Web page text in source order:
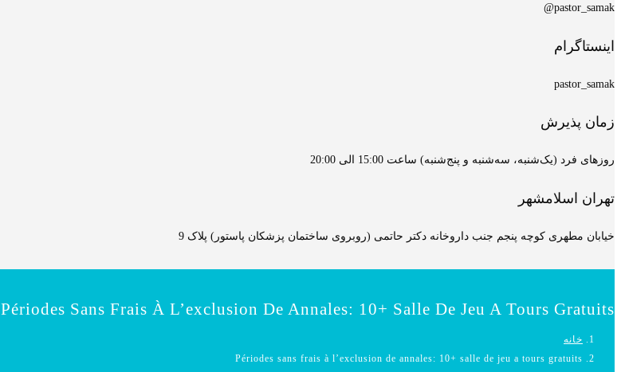
pastor_samak@
اینستاگرام
pastor_samak
زمان پذیرش
روزهای فرد (یک‌شنبه، سه‌شنبه و پنج‌شنبه) ساعت 15:00 الی 20:00
تهران اسلامشهر
خیابان مطهری کوچه پنجم جنب داروخانه دکتر حاتمی (روبروی ساختمان پزشکان پاستور) پلاک 9
Périodes Sans Frais À L’exclusion De Annales: 10+ Salle De Jeu A Tours Gratuits
خانه
Périodes sans frais à l’exclusion de annales: 10+ salle de jeu a tours gratuits